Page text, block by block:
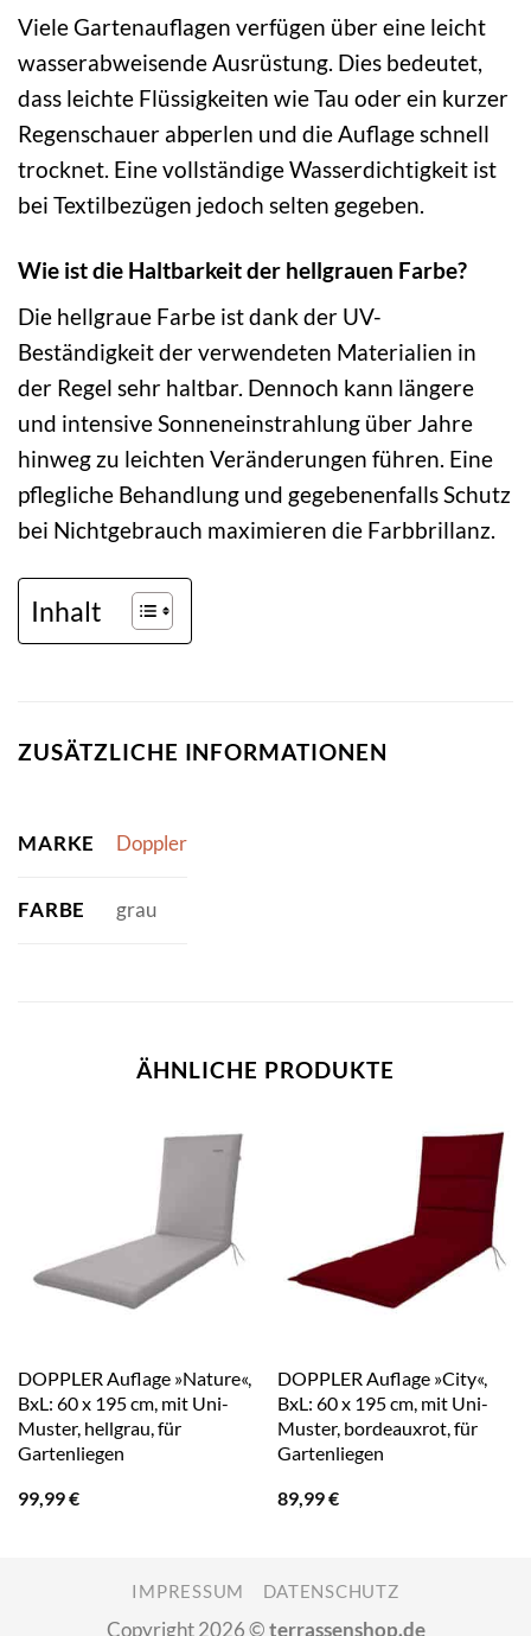
Viele Gartenauflagen verfügen über eine leicht
wasserabweisende Ausrüstung. Dies bedeutet,
dass leichte Flüssigkeiten wie Tau oder ein kurzer
Regenschauer abperlen und die Auflage schnell
trocknet. Eine vollständige Wasserdichtigkeit ist
bei Textilbezügen jedoch selten gegeben.
Wie ist die Haltbarkeit der hellgrauen Farbe?
Die hellgraue Farbe ist dank der UV-
Beständigkeit der verwendeten Materialien in
der Regel sehr haltbar. Dennoch kann längere
und intensive Sonneneinstrahlung über Jahre
hinweg zu leichten Veränderungen führen. Eine
pflegliche Behandlung und gegebenenfalls Schutz
bei Nichtgebrauch maximieren die Farbbrillanz.
Inhalt
ZUSÄTZLICHE INFORMATIONEN
MARKE Doppler
FARBE grau
ÄHNLICHE PRODUKTE
DOPPLER Auflage »Nature«,
BxL: 60 x 195 cm, mit Uni-
Muster, hellgrau, für
Gartenliegen
99,99€
DOPPLER Auflage »City«,
BxL: 60 x 195 cm, mit Uni-
Muster, bordeauxrot, für
Gartenliegen
89,99€
IMPRESSUM DATENSCHUTZ
Copyright 2026 ©terrassenshop.de